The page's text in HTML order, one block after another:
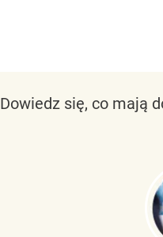
Dowiedz się, co mają